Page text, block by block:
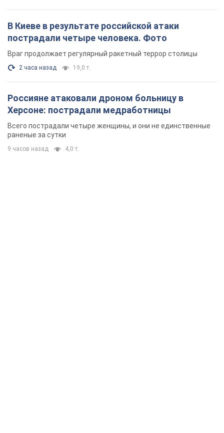
В Киеве в результате российской атаки
пострадали четыре человека. Фото
Враг продолжает регулярный ракетный террор столицы
2 часа назад 19,0 т.
Россияне атаковали дроном больницу в
Херсоне: пострадали медработницы
Всего пострадали четыре женщины, и они не единственные
раненые за сутки
9 часов назад 4,0 т.